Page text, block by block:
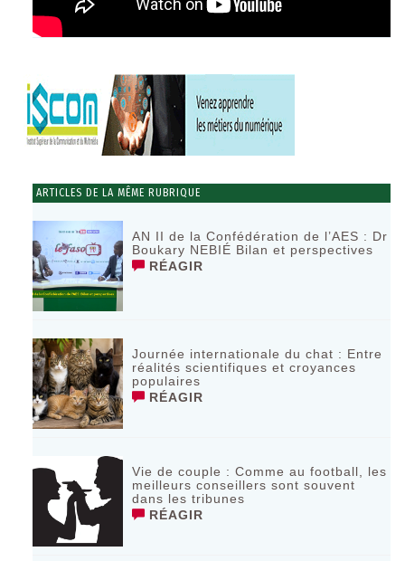
ARTICLES DE LA MÊME RUBRIQUE
AN II de la Confédération de l’AES : Dr
Boukary NEBIÉ Bilan et perspectives
RÉAGIR
Journée internationale du chat : Entre
réalités scientifiques et croyances
populaires
RÉAGIR
Vie de couple : Comme au football, les
meilleurs conseillers sont souvent
dans les tribunes
RÉAGIR